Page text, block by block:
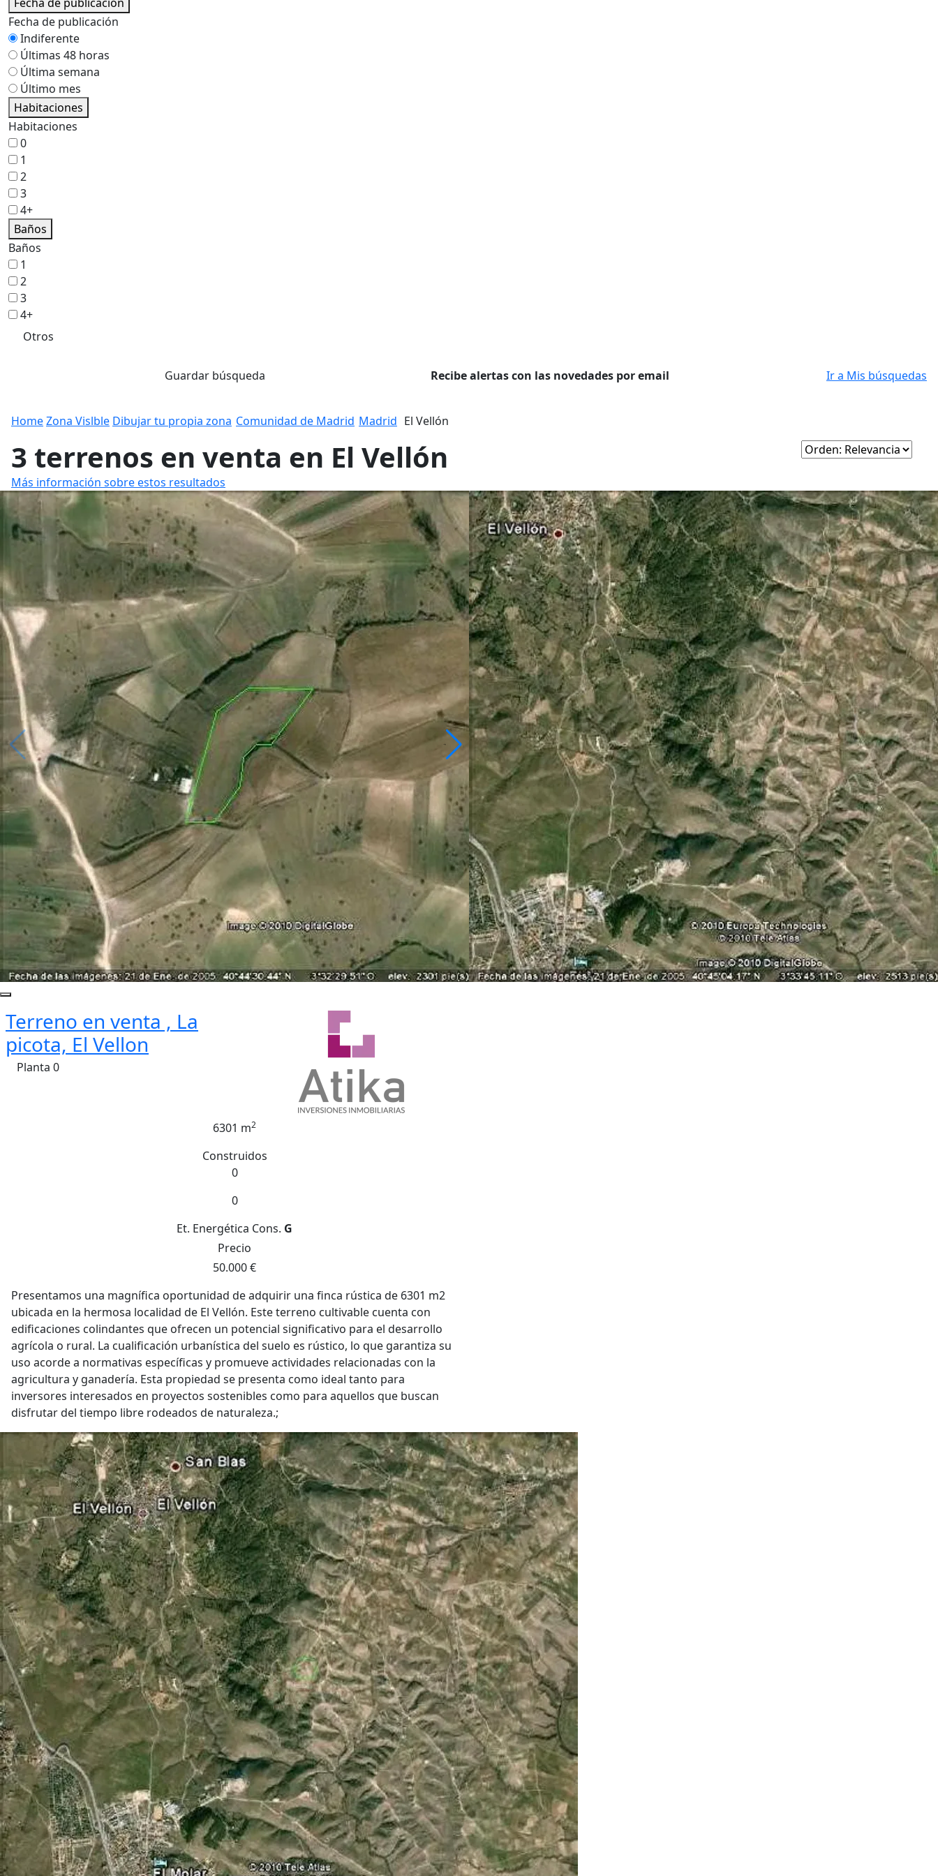
Fecha de publicación
Indiferente
Últimas 48 horas
Última semana
Último mes
Habitaciones
Habitaciones
0
1
2
3
4+
Baños
Baños
1
2
3
4+
Otros
Guardar búsqueda Recibe alertas con las novedades por email Ir a Mis búsquedas
HomeZona Vislble Dibujar tu propia zona Comunidad de Madrid Madrid El Vellón
3 terrenos en venta en El Vellón
Más información sobre estos resultados
Terreno en venta , La
picota, El Vellon
Planta 0
6301 m2
Construidos
0
0
Et. Energética Cons. G
Precio
50.000 €
Presentamos una magnífica oportunidad de adquirir una finca rústica de 6301 m2
ubicada en la hermosa localidad de El Vellón. Este terreno cultivable cuenta con
edificaciones colindantes que ofrecen un potencial significativo para el desarrollo
agrícola o rural. La cualificación urbanística del suelo es rústico, lo que garantiza su
uso acorde a normativas específicas y promueve actividades relacionadas con la
agricultura y ganadería. Esta propiedad se presenta como ideal tanto para
inversores interesados en proyectos sostenibles como para aquellos que buscan
disfrutar del tiempo libre rodeados de naturaleza.;